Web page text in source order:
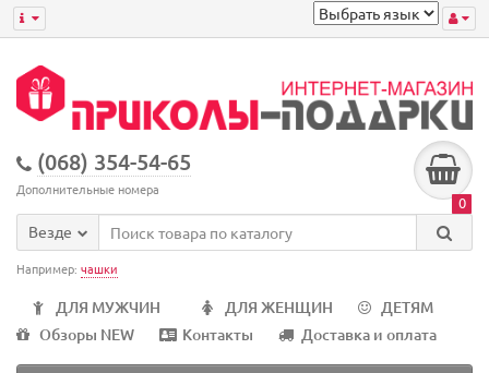
(068) 354-54-65
Дополнительные номера
0
Везде
Например: чашки
ДЛЯ МУЖЧИН ДЛЯ ЖЕНЩИН
ДЕТЯМ
Обзоры NEW
Контакты Доставка и оплата